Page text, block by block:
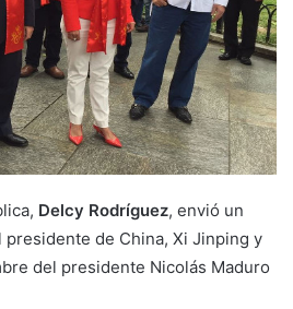
Delcy Rodríguez, envió un
de China, Xi Jinping y
del presidente Nicolás Maduro